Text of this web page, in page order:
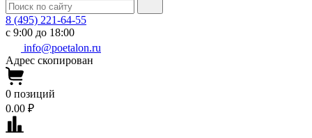
8 (495) 221-64-55
с 9:00 до 18:00
info@poetalon.ru
Адрес скопирован
0 позиций
0.00 ₽